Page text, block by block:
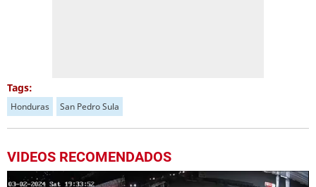
Tags:
Honduras San Pedro Sula
VIDEOS RECOMENDADOS